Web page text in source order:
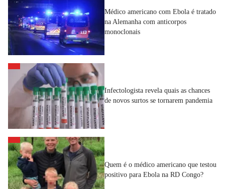
Médico americano com Ebola é tratado
na Alemanha com anticorpos
monoclonais
Infectologista revela quais as chances
de novos surtos se tornarem pandemia
Quem é o médico americano que testou
positivo para Ebola na RD Congo?